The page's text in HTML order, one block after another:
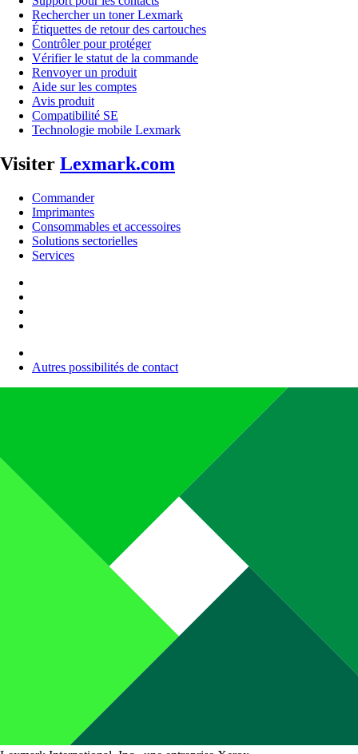
Rechercher un toner Lexmark
Étiquettes de retour des cartouches
Contrôler pour protéger
Vérifier le statut de la commande
Renvoyer un produit
Aide sur les comptes
Avis produit
Compatibilité SE
Technologie mobile Lexmark
Visiter Lexmark.com
Commander
Imprimantes
Consommables et accessoires
Solutions sectorielles
Services
Autres possibilités de contact